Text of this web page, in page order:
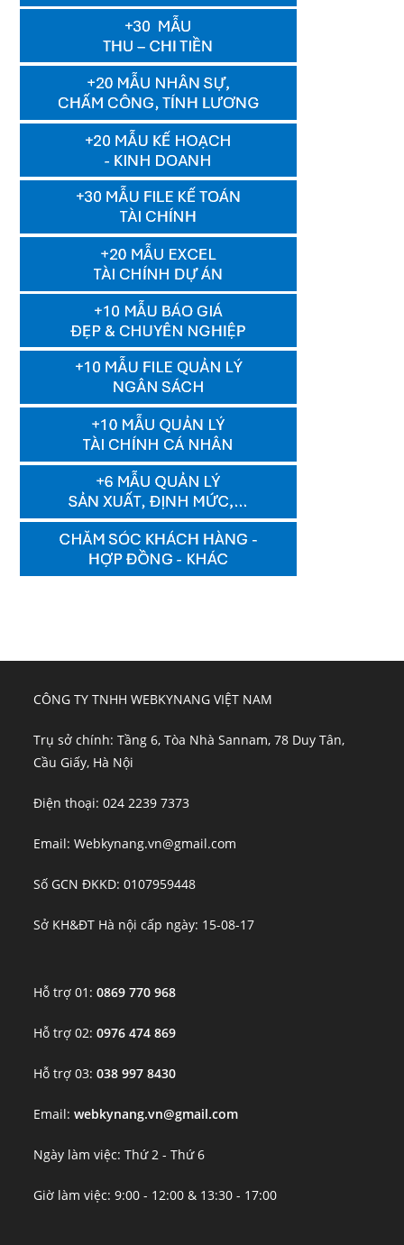
CÔNG TY TNHH WEBKYNANG VIỆT NAM
Trụ sở chính: Tầng 6, Tòa Nhà Sannam, 78 Duy Tân,
Cầu Giấy, Hà Nội
Điện thoại: 024 2239 7373
Email: Webkynang.vn@gmail.com
Số GCN ĐKKD: 0107959448
Sở KH&ĐT Hà nội cấp ngày: 15-08-17
Hỗ trợ 01:0869 770 968
Hỗ trợ 02:0976 474 869
Hỗ trợ 03:038 997 8430
Email:webkynang.vn@gmail.com
Ngày làm việc: Thứ 2 - Thứ 6
Giờ làm việc: 9:00 - 12:00 & 13:30 - 17:00